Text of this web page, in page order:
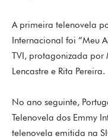
A primeira telenovela
Internacional foi “Meu
TVI, protagonizada
Lencastre e Rita Pereira.
No ano seguinte,
Telenovela dos Emmy
telenovela emitida na